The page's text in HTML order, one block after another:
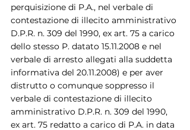
perquisizione di P.A., nel verbale di
contestazione di illecito amministrativo
D.P.R. n. 309 del 1990, ex art. 75 a carico
dello stesso P. datato 15.11.2008 e nel
verbale di arresto allegati alla suddetta
informativa del 20.11.2008) e per aver
distrutto o comunque soppresso il
verbale di contestazione di illecito
amministrativo D.P.R. n. 309 del 1990,
ex art. 75 redatto a carico di P.A. in data